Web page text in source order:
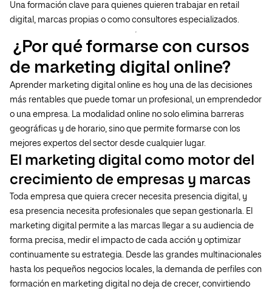
Una formación clave para quienes quieren trabajar en retail
digital, marcas propias o como consultores especializados.
¿Por qué formarse con cursos
de marketing digital online?
Aprender marketing digital online es hoy una de las decisiones
más rentables que puede tomar un profesional, un emprendedor
o una empresa. La modalidad online no solo elimina barreras
geográficas y de horario, sino que permite formarse con los
mejores expertos del sector desde cualquier lugar.
El marketing digital como motor del
crecimiento de empresas y marcas
Toda empresa que quiera crecer necesita presencia digital, y
esa presencia necesita profesionales que sepan gestionarla. El
marketing digital permite a las marcas llegar a su audiencia de
forma precisa, medir el impacto de cada acción y optimizar
continuamente su estrategia. Desde las grandes multinacionales
hasta los pequeños negocios locales, la demanda de perfiles con
formación en marketing digital no deja de crecer, convirtiendo